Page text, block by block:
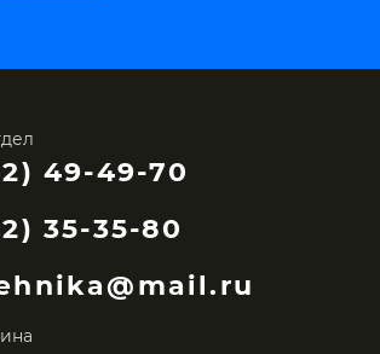
49-49-70
35-35-80